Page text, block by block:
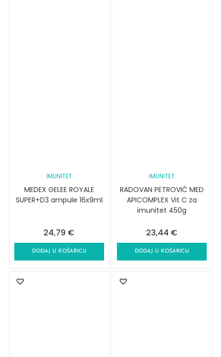
IMUNITET
MEDEX GELEE ROYALE
SUPER+D3 ampule 16x9ml
24,79 €
DODAJ U KOŠARICU
IMUNITET
RADOVAN PETROVIĆ MED
APICOMPLEX Vit C za
imunitet 450g
23,44 €
DODAJ U KOŠARICU